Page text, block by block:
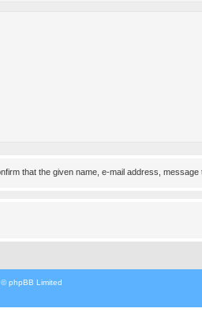
that the given name, e-mail address,
phpBB Limited